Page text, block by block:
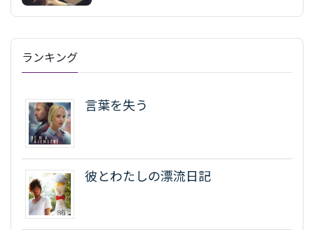
ランキング
言葉を失う
彼とわたしの漂流日記